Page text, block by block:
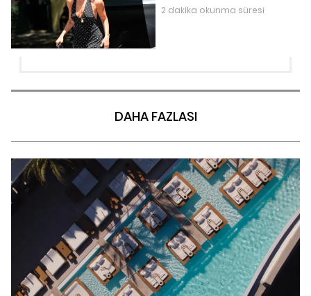
2 dakika okunma süresi
DAHA FAZLASI